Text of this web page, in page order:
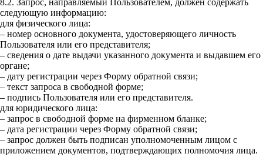
8.2. Запрос, направляемый Пользователем, должен содержать
следующую информацию:
для физического лица:
– номер основного документа, удостоверяющего личность
Пользователя или его представителя;
– сведения о дате выдачи указанного документа и выдавшем его
органе;
– дату регистрации через Форму обратной связи;
– текст запроса в свободной форме;
– подпись Пользователя или его представителя.
для юридического лица:
– запрос в свободной форме на фирменном бланке;
– дата регистрации через Форму обратной связи;
– запрос должен быть подписан уполномоченным лицом с
приложением документов, подтверждающих полномочия лица.